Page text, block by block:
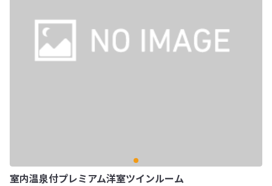
室内温泉付プレミアム洋室ツインルーム